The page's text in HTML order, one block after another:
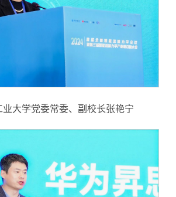
业大学党委常委、副校长张艳宁